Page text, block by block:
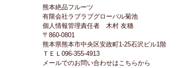
熊本絶品フルーツ
有限会社ラブラブグローバル菊池
個人情報管理責任者 木村 友穗
〒860-0801
熊本県熊本市中央区安政町1-25石沢ビル1階
ＴＥＬ096-355-4913
メールでのお問い合わせはこちらから